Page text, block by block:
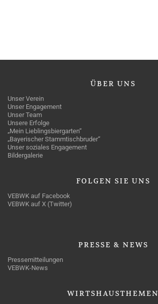
ÜBER UNS
Unser Verein
Unser Engagement
Unser Team
Unsere Erfolge
„Mein Lieblingsbiergarten“
„Bayerischer Stammtischbruder“
Unser soziales Engagement
Bildergalerie
FOLGEN SIE UNS
VEBWK auf Facebook
VEBWK auf X (Twitter)
PRESSE & NEWS
Pressemitteilungen
VEBWK-News
WIRTSHAUSTHEMEN